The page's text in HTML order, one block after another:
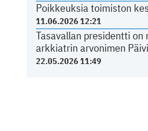
Poikkeuksia toimiston
11.06.2026 12:21
Tasavallan presidentti on
arkkiatrin arvonimen
22.05.2026 11:49